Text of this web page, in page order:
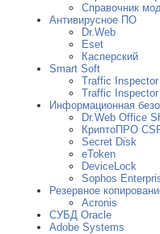
Справочник
Антивирусное ПО
Dr.Web
Eset
Касперский
Smart Soft
Traffic Inspector
Traffic
Информационная
Dr.Web Office
КриптоПРО
Secret Disk
eToken
DeviceLock
Sophos
Резервное
Acronis
СУБД Oracle
Adobe Systems